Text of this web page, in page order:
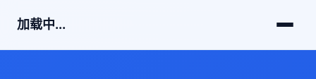
加载中...